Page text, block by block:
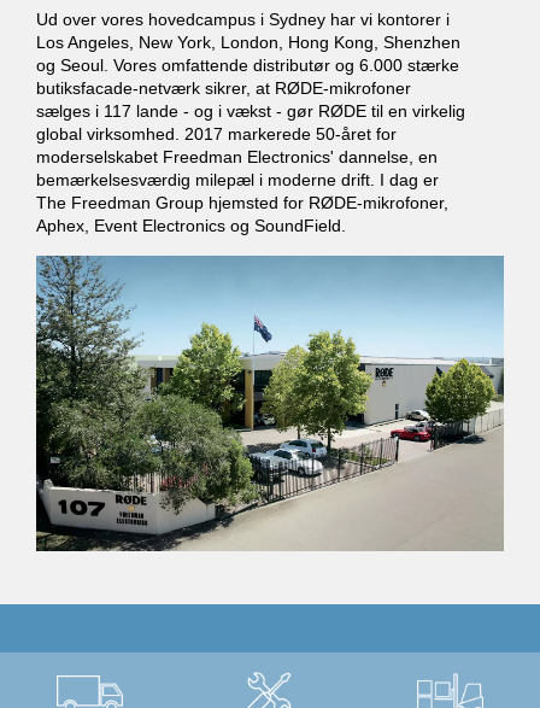
Ud over vores hovedcampus i Sydney har vi kontorer i
Los Angeles, New York, London, Hong Kong, Shenzhen
og Seoul. Vores omfattende distributør og 6.000 stærke
butiksfacade-netværk sikrer, at RØDE-mikrofoner
sælges i 117 lande - og i vækst - gør RØDE til en virkelig
global virksomhed. 2017 markerede 50-året for
moderselskabet Freedman Electronics' dannelse, en
bemærkelsesværdig milepæl i moderne drift. I dag er
The Freedman Group hjemsted for RØDE-mikrofoner,
Aphex, Event Electronics og SoundField.